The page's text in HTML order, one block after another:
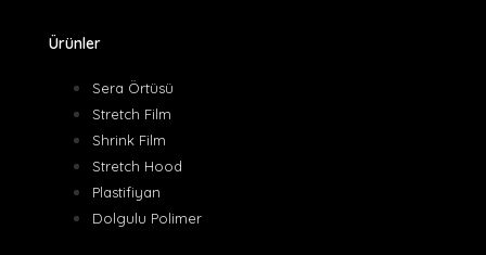
Ürünler
Sera Örtüsü
Stretch Film
Shrink Film
Stretch Hood
Plastifiyan
Dolgulu Polimer